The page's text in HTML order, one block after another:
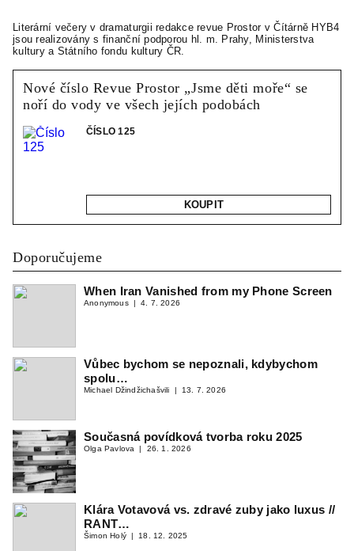
Literární večery v dramaturgii redakce revue Prostor v Čítárně HYB4
jsou realizovány s finanční podporou hl. m. Prahy, Ministerstva
kultury a Státního fondu kultury ČR.
Nové číslo Revue Prostor „Jsme děti moře“ se
noří do vody ve všech jejích podobách
ČÍSLO 125
KOUPIT
Doporučujeme
When Iran Vanished from my Phone Screen
Anonymous 4. 7. 2026
Vůbec bychom se nepoznali, kdybychom
spolu…
Michael Džindžichašvili 13. 7. 2026
Současná povídková tvorba roku 2025
Olga Pavlova 26. 1. 2026
Klára Votavová vs. zdravé zuby jako luxus //
RANT…
Šimon Holý 18. 12. 2025